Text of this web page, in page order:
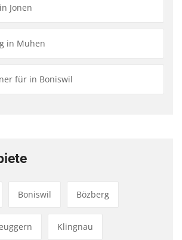
Jonen
in Muhen
für in Boniswil
Boniswil Bözberg
Klingnau